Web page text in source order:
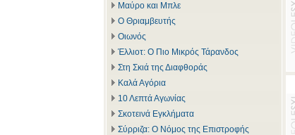
Μαύρο και Μπλε
Ο Θριαμβευτής
Οιωνός
Έλλιοτ: Ο Πιο Μικρός Τάρανδος
Στη Σκιά της Διαφθοράς
Καλά Αγόρια
10 Λεπτά Αγωνίας
Σκοτεινά Εγκλήματα
Σύρριζα: Ο Νόμος της Επιστροφής